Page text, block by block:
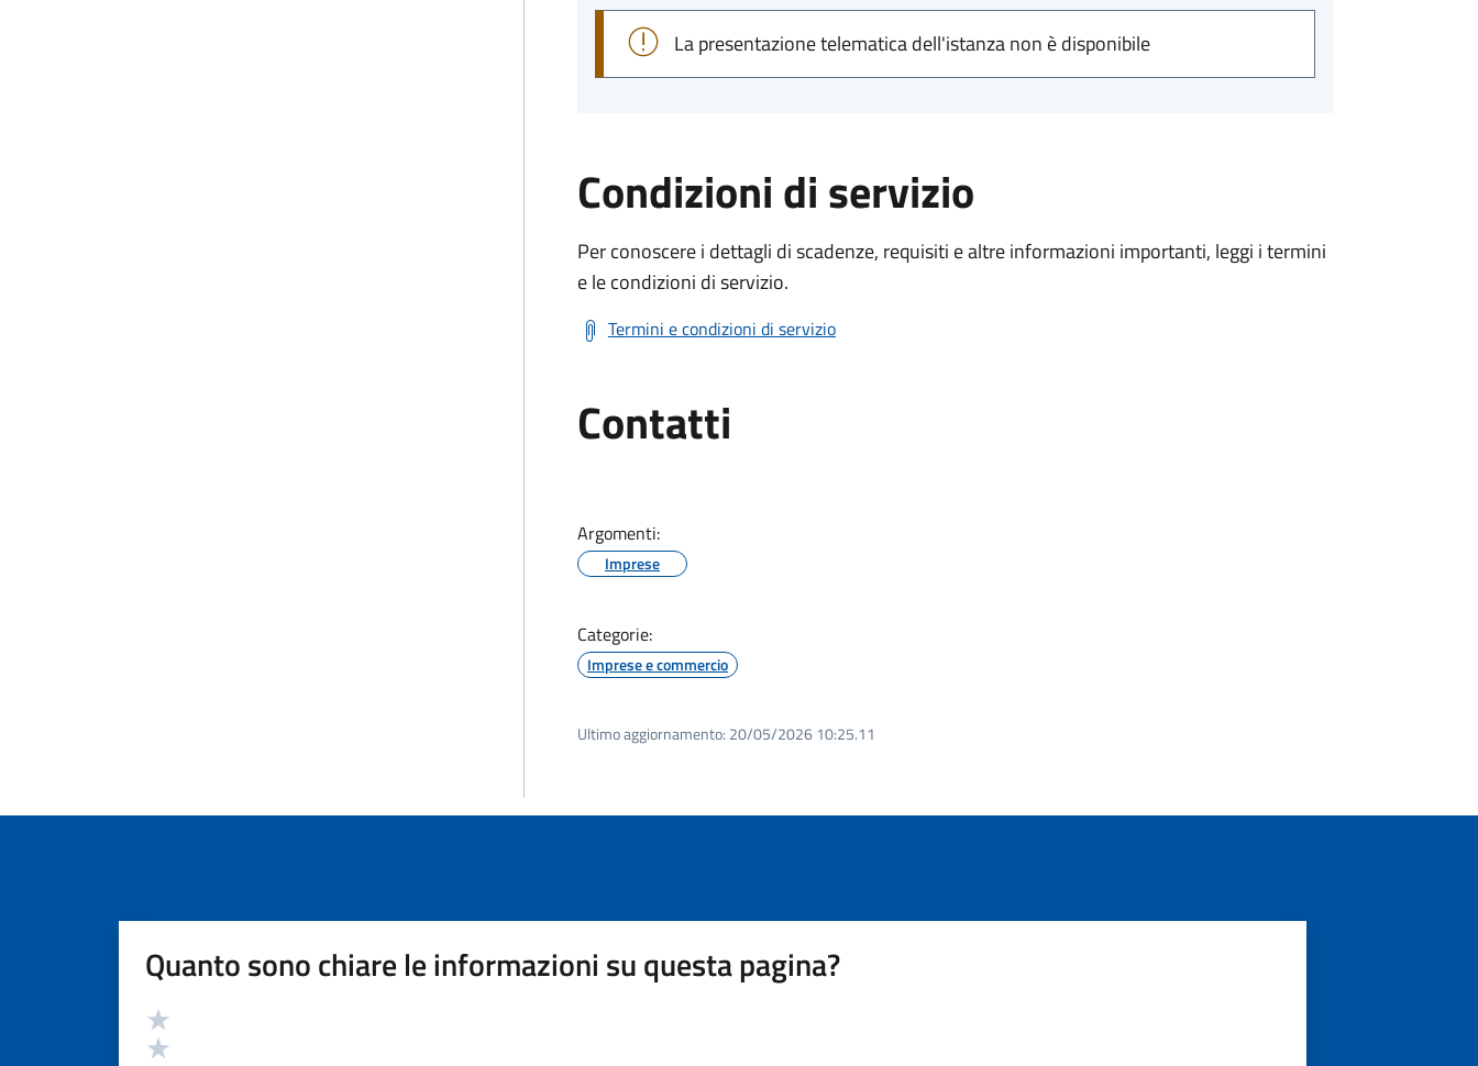
La presentazione telematica dell'istanza non è disponibile
Condizioni di servizio
Per conoscere i dettagli di scadenze, requisiti e altre informazioni importanti, leggi i termini
e le condizioni di servizio.
Termini e condizioni di servizio
Contatti
Argomenti:
Imprese
Categorie:
Imprese e commercio
Ultimo aggiornamento: 20/05/2026 10:25.11
Quanto sono chiare le informazioni su questa pagina?
Valutazione